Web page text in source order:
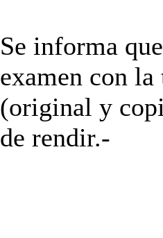
Se informa
examen con
(original y
de rendir.-